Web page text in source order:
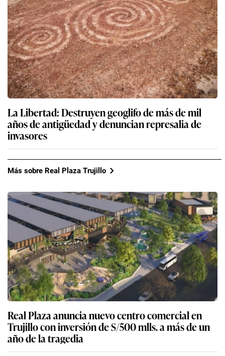
La Libertad: Destruyen geoglifo de más de mil
años de antigüedad y denuncian represalia de
invasores
Más sobre Real Plaza Trujillo
Real Plaza anuncia nuevo centro comercial en
Trujillo con inversión de S/500 mlls. a más de un
año de la tragedia